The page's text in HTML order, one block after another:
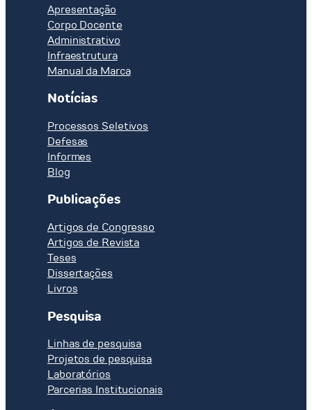
Apresentação
Corpo Docente
Administrativo
Infraestrutura
Manual da Marca
Notícias
Processos Seletivos
Defesas
Informes
Blog
Publicações
Artigos de Congresso
Artigos de Revista
Teses
Dissertações
Livros
Pesquisa
Linhas de pesquisa
Projetos de pesquisa
Laboratórios
Parcerias Institucionais